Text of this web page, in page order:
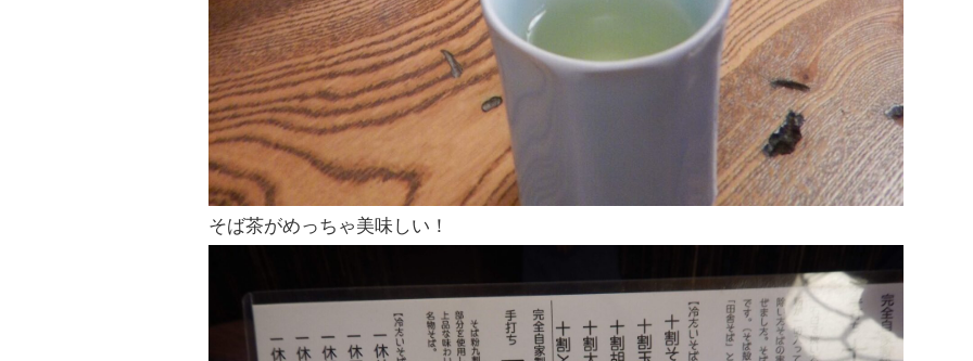
そば茶がめっちゃ美味しい！